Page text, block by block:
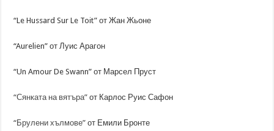
“Le Hussard Sur Le Toit” от Жан Жьоне
“Aurelien” от Луис Арагон
“Un Amour De Swann” от Марсел Пруст
“Сянката на вятъра” от Карлос Руис Сафон
“Брулени хълмове” от Емили Бронте